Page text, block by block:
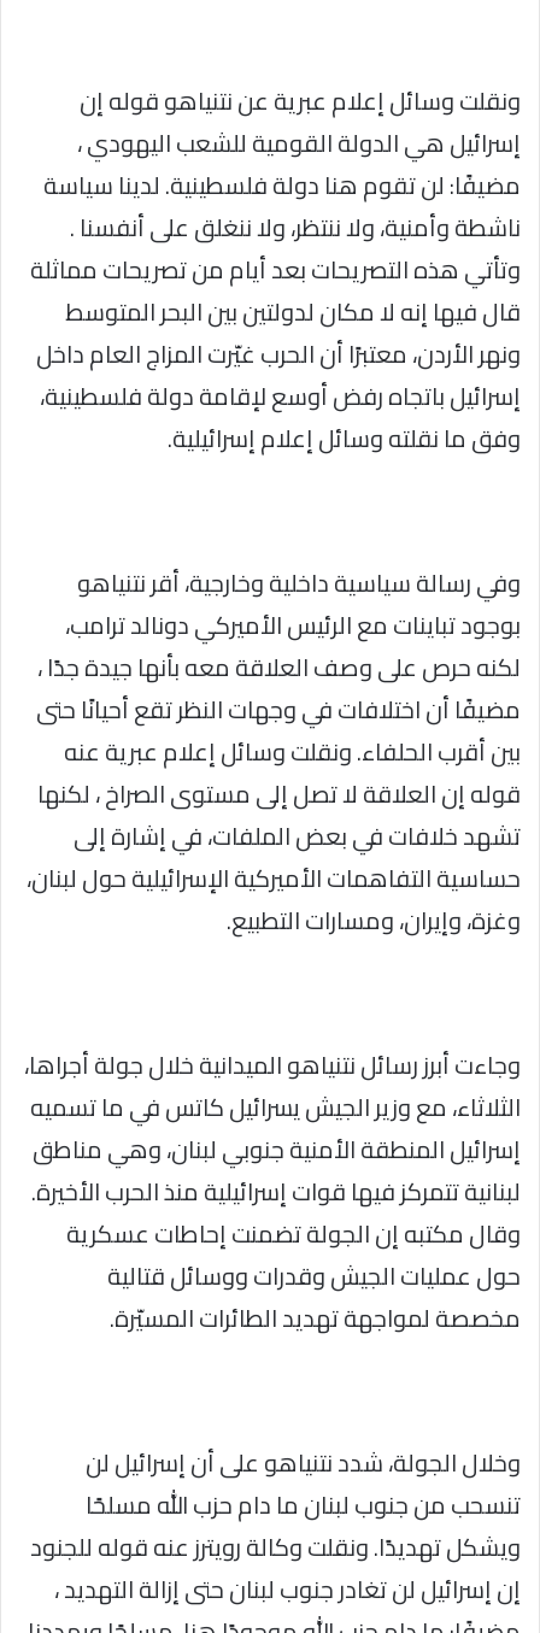
ونقلت وسائل إعلام عبرية عن نتنياهو قوله إن
إسرائيل هي الدولة القومية للشعب اليهودي ،
مضيفًا: لن تقوم هنا دولة فلسطينية. لدينا سياسة
ناشطة وأمنية، ولا ننتظر، ولا ننغلق على أنفسنا .
وتأتي هذه التصريحات بعد أيام من تصريحات مماثلة
قال فيها إنه لا مكان لدولتين بين البحر المتوسط
ونهر الأردن، معتبرًا أن الحرب غيّرت المزاج العام داخل
إسرائيل باتجاه رفض أوسع لإقامة دولة فلسطينية،
وفق ما نقلته وسائل إعلام إسرائيلية.
وفي رسالة سياسية داخلية وخارجية، أقر نتنياهو
بوجود تباينات مع الرئيس الأميركي دونالد ترامب،
لكنه حرص على وصف العلاقة معه بأنها جيدة جدًا ،
مضيفًا أن اختلافات في وجهات النظر تقع أحيانًا حتى
بين أقرب الحلفاء. ونقلت وسائل إعلام عبرية عنه
قوله إن العلاقة لا تصل إلى مستوى الصراخ ، لكنها
تشهد خلافات في بعض الملفات، في إشارة إلى
حساسية التفاهمات الأميركية الإسرائيلية حول لبنان،
وغزة، وإيران، ومسارات التطبيع.
وجاءت أبرز رسائل نتنياهو الميدانية خلال جولة أجراها،
الثلاثاء، مع وزير الجيش يسرائيل كاتس في ما تسميه
إسرائيل المنطقة الأمنية جنوبي لبنان، وهي مناطق
لبنانية تتمركز فيها قوات إسرائيلية منذ الحرب الأخيرة.
وقال مكتبه إن الجولة تضمنت إحاطات عسكرية
حول عمليات الجيش وقدرات ووسائل قتالية
مخصصة لمواجهة تهديد الطائرات المسيّرة.
وخلال الجولة، شدد نتنياهو على أن إسرائيل لن
تنسحب من جنوب لبنان ما دام حزب الله مسلحًا
ويشكل تهديدًا. ونقلت وكالة رويترز عنه قوله للجنود
إن إسرائيل لن تغادر جنوب لبنان حتى إزالة التهديد ،